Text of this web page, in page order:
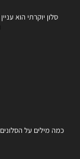
סלון יוקרתי הוא
כמה מילים על